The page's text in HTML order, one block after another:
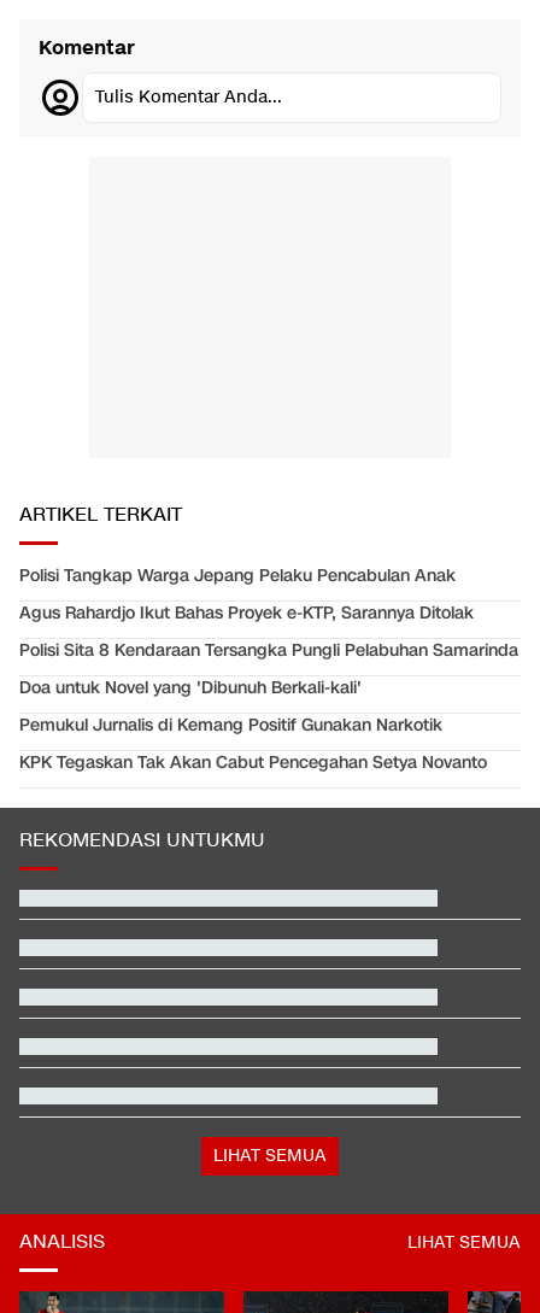
Komentar
Tulis Komentar Anda...
ARTIKEL TERKAIT
Polisi Tangkap Warga Jepang Pelaku Pencabulan Anak
Agus Rahardjo Ikut Bahas Proyek e-KTP, Sarannya Ditolak
Polisi Sita 8 Kendaraan Tersangka Pungli Pelabuhan Samarinda
Doa untuk Novel yang 'Dibunuh Berkali-kali'
Pemukul Jurnalis di Kemang Positif Gunakan Narkotik
KPK Tegaskan Tak Akan Cabut Pencegahan Setya Novanto
REKOMENDASI UNTUKMU
LIHAT SEMUA
ANALISIS LIHAT SEMUA